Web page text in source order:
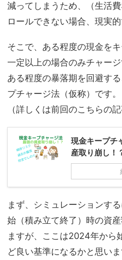
減ってしまうため、（生活
ロールできない場合、現実的
そこで、ある程度の現金を
一定以上の場合のみチャー
ある程度の暴落期を回避す
プチャージ法（仮称）です。
（詳しくは前回のこちらの
現金キープチ
産取り崩し！
まず、シミュレーションす
始（積み立て終了）時の資
ますが、ここは2024年から
ど良い基準になるかと思い